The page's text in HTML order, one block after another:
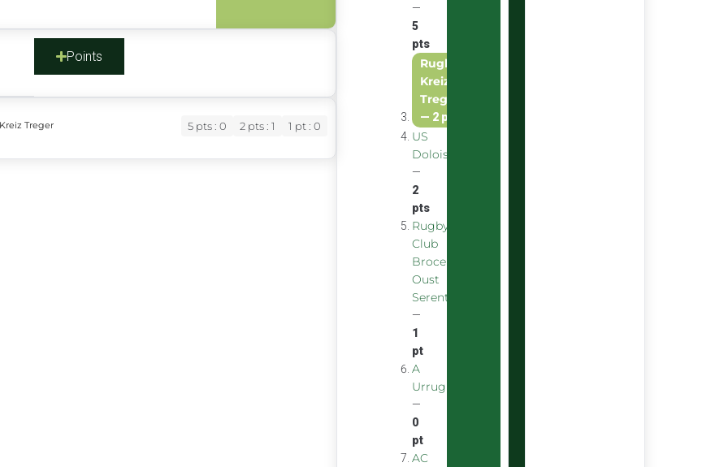
Points
5 pts : 0 2 pts : 1 1 pt : 0
Treger
—
5
pts
Rugby
Kreiz
Treger
— 2 pts
US
Doloise
—
2
pts
Rugby
Club
Broceliande
Oust
Serent
—
1
pt
A
Urrugnarrak
—
0
pt
AC